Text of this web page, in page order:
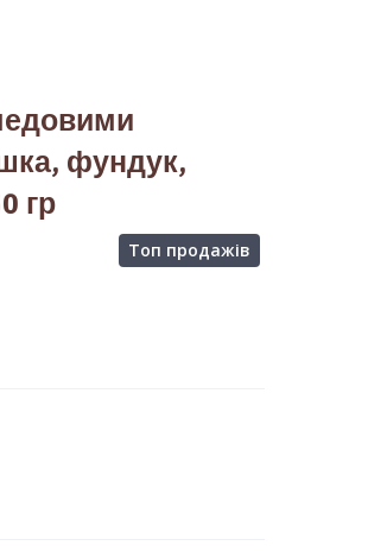
фундук,
гр
Топ продажів